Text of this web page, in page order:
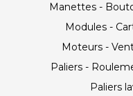
Manettes -
Modules -
Moteurs -
Paliers -
Paliers